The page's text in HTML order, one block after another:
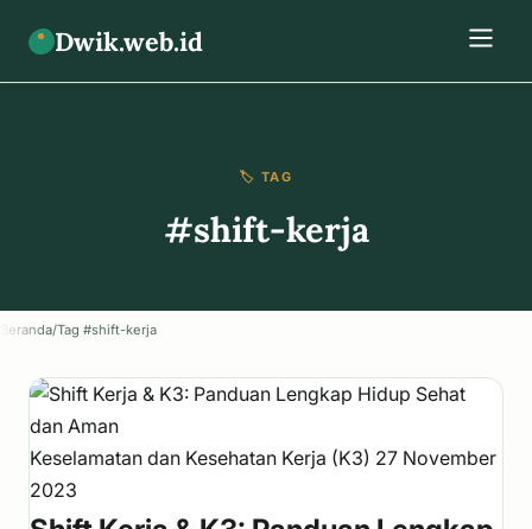
Dwik.web.id
🏷️ TAG
#shift-kerja
Beranda/Tag #shift-kerja
Keselamatan dan Kesehatan Kerja (K3) 27 November
2023